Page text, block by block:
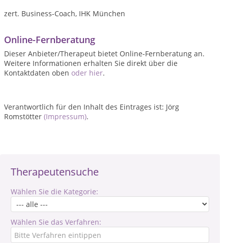
Therapeutensuche
Wählen Sie die Kategorie:
Wählen Sie das Verfahren:
zert. Business-Coach, IHK München
Online-Fernberatung
Dieser Anbieter/Therapeut bietet Online-Fernberatung an.
Weitere Informationen erhalten Sie direkt über die
Kontaktdaten oben oder hier.
Verantwortlich für den Inhalt des Eintrages ist: Jörg
Romstötter (Impressum).